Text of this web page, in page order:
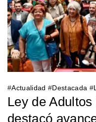
#Actualidad #Destacada #
Ley de
destacó